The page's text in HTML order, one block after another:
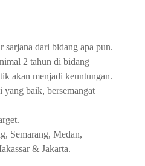
sarjana dari bidang apa pun.
2 tahun di bidang
akan menjadi keuntungan.
baik, bersemangat
Semarang, Medan,
& Jakarta.